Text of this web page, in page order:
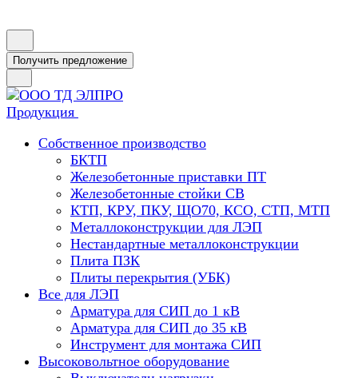
Получить предложение
Продукция
Собственное производство
БКТП
Железобетонные приставки ПТ
Железобетонные стойки СВ
КТП, КРУ, ПКУ, ЩО70, КСО, СТП, МТП
Металлоконструкции для ЛЭП
Нестандартные металлоконструкции
Плита ПЗК
Плиты перекрытия (УБК)
Все для ЛЭП
Арматура для СИП до 1 кВ
Арматура для СИП до 35 кВ
Инструмент для монтажа СИП
Высоковольтное оборудование